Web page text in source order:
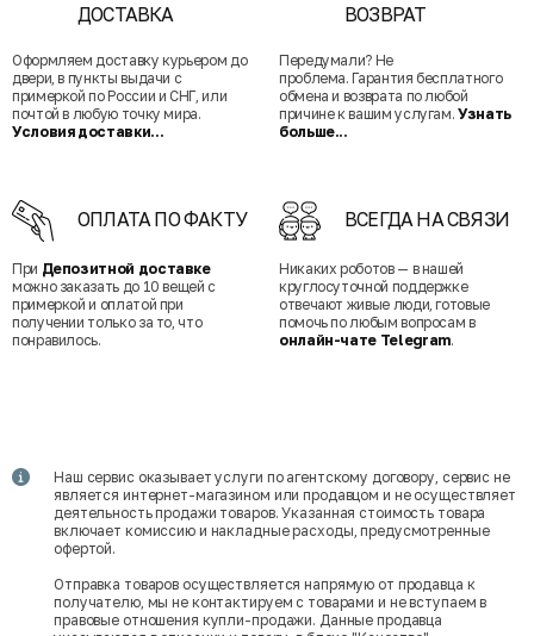
ДОСТАВКА
Оформляем доставку курьером до
двери, в пункты выдачи с
примеркой по России и СНГ, или
почтой в любую точку мира.
Условия доставки...
ВОЗВРАТ
Передумали? Не
проблема. Гарантия бесплатного
обмена и возврата по любой
причине к вашим услугам. Узнать
больше...
ОПЛАТА ПО ФАКТУ
При Депозитной доставке
можно заказать до 10 вещей с
примеркой и оплатой при
получении только за то, что
понравилось.
ВСЕГДА НА СВЯЗИ
Никаких роботов — в нашей
круглосуточной поддержке
отвечают живые люди, готовые
помочь по любым вопросам в
онлайн-чате Telegram.
Наш сервис оказывает услуги по агентскому договору, сервис не
является интернет-магазином или продавцом и не осуществляет
деятельность продажи товаров. Указанная стоимость товара
включает комиссию и накладные расходы, предусмотренные
офертой.
Отправка товаров осуществляется напрямую от продавца к
получателю, мы не контактируем с товарами и не вступаем в
правовые отношения купли-продажи. Данные продавца